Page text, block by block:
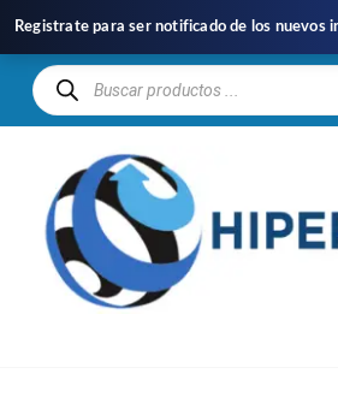
Registrate para ser notificado de los nuevos